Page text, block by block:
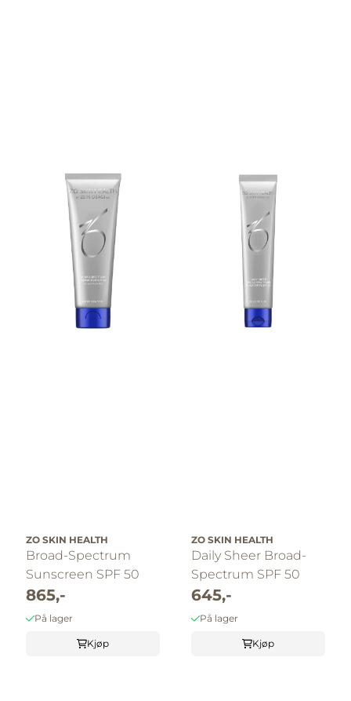
ZO SKIN HEALTH
Broad-Spectrum
Sunscreen SPF 50
865,-
På lager
Kjøp
ZO SKIN HEALTH
Daily Sheer Broad-
Spectrum SPF 50
645,-
På lager
Kjøp